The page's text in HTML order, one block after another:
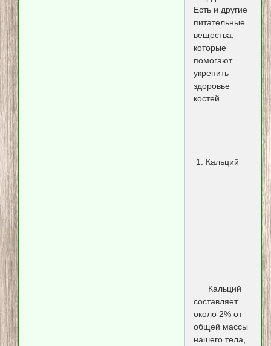
Есть и другие
питательные
вещества,
которые
помогают
укрепить
здоровье
костей.
1. Кальций
Кальций
составляет
около 2% от
общей массы
нашего тела,